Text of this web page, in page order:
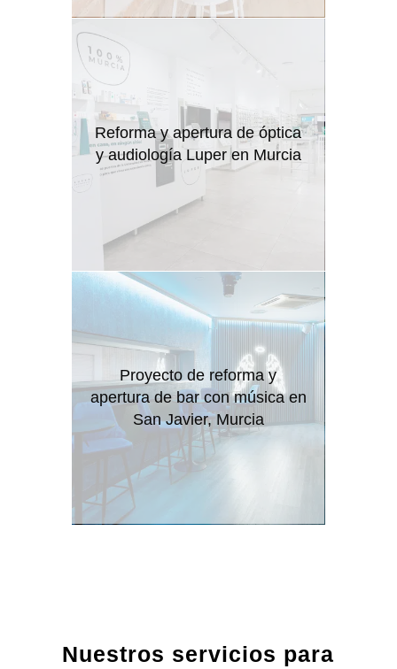
Reforma y apertura de óptica
y audiología Luper en Murcia
Proyecto de reforma y
apertura de bar con música en
San Javier, Murcia
Nuestros servicios para